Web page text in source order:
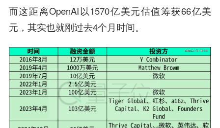
而这距离OpenAI以1570亿美元估值筹获66亿美
元，其实也就刚过去4个月时间。